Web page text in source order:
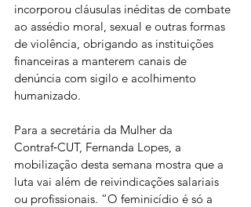
incorporou cláusulas inéditas de combate
ao assédio moral, sexual e outras formas
de violência, obrigando as instituições
financeiras a manterem canais de
denúncia com sigilo e acolhimento
humanizado.
Para a secretária da Mulher da
Contraf‑CUT, Fernanda Lopes, a
mobilização desta semana mostra que a
luta vai além de reivindicações salariais
ou profissionais. “O feminicídio é só a